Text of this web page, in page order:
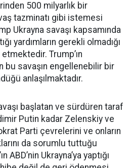
500 milyarlık bir
tazminatı gibi istemesi
Ukrayna savaşı kapsamında
yardımların gerekli olmadığı
Trump’ın
bu savaşın engellenebilir bir
anlaşılmaktadır.
başlatan ve sürdüren taraf
Putin kadar Zelenskiy ve
Parti çevrelerini ve onların
da sorumlu tuttuğu
ABD’nin Ukrayna’ya yaptığı